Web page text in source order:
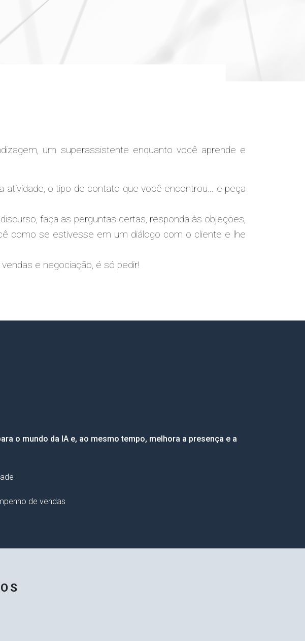
um superassistente enquanto você aprende e
atividade, o tipo de contato que você encontrou… e peça
faça as perguntas certas, responda às objeções,
como se estivesse em um diálogo com o cliente e lhe
e negociação, é só pedir!
o mundo da IA e, ao mesmo tempo, melhora a presença e a
de vendas